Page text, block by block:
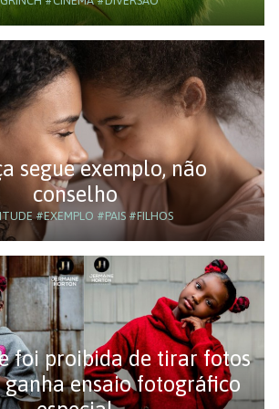
segue exemplo, não
conselho
#EXEMPLO #PAIS #FILHOS
foi proibida de tirar fotos
ensaio fotográfico